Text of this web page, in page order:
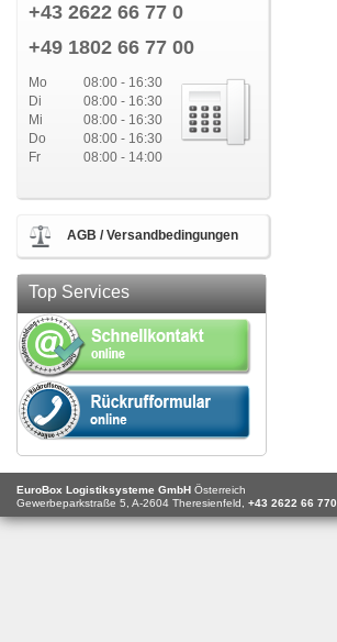
+43 2622 66 77 0
+49 1802 66 77 00
Mo
08:00 - 16:30
Di
08:00 - 16:30
Mi
08:00 - 16:30
Do
08:00 - 16:30
Fr
08:00 - 14:00
AGB / Versandbedingungen
Top Services
EuroBox Logistiksysteme GmbH Österreich
Gewerbeparkstraße 5, A-2604 Theresienfeld, +43 2622 66 770